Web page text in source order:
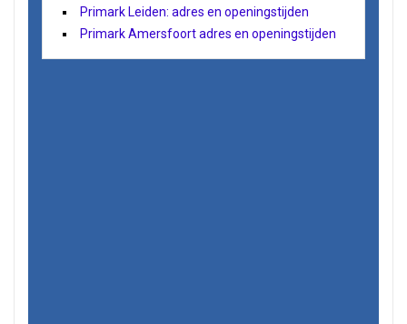
Primark Leiden: adres en openingstijden
Primark Amersfoort adres en openingstijden